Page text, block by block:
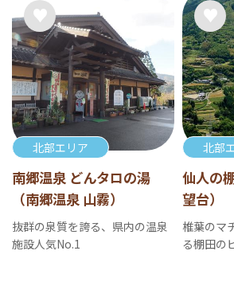
北部エリア
南郷温泉 どんタロの湯
（南郷温泉 山霧）
抜群の泉質を誇る、県内の温泉
施設人気No.1
北部
仙人の
望台）
椎葉のマ
る棚田の